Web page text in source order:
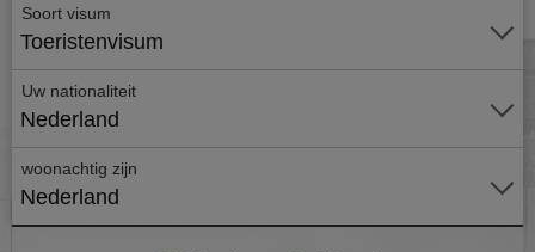
Soort visum
Toeristenvisum
Uw nationaliteit
Nederland
woonachtig zijn
Nederland